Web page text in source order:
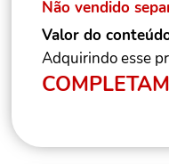
Não vendido
Valor do
Adquirindo esse